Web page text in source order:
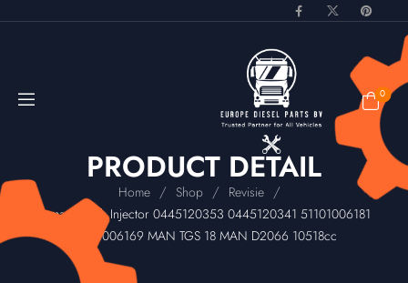
0
PRODUCT DETAIL
Home / Shop / Revisie /
Reman Bosch Injector 0445120353 0445120341 51101006181
51101006169 MAN TGS 18 MAN D2066 10518cc